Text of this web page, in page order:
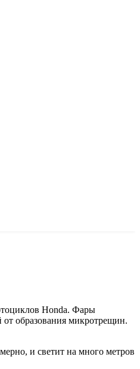
Honda. Фары
образования микротрещин.
и светит на много метров